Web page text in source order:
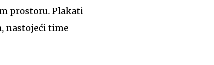
prostoru. Plakati
nastojeći time